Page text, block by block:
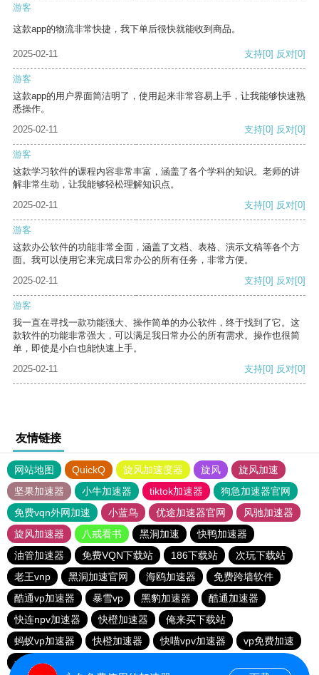
游客
这款app的物流非常快捷，我下单后很快就能收到商品。
2025-02-11 支持[0] 反对[0]
游客
这款app的用户界面简洁明了，使用起来非常容易上手，让我能够快速熟
悉操作。
2025-02-11
支持[0] 反对[0]
游客
这款学习软件的课程内容非常丰富，涵盖了各个学科的知识。老师的讲
解非常生动，让我能够轻松理解知识点。
2025-02-11
支持[0] 反对[0]
游客
这款办公软件的功能非常全面，涵盖了文档、表格、演示文稿等各个方
面。我可以使用它来完成日常办公的所有任务，非常方便。
2025-02-11
支持[0] 反对[0]
游客
我一直在寻找一款功能强大、操作简单的办公软件，终于找到了它。这
款软件的功能非常强大，可以满足我日常办公的所有需求。操作也很简
单，即使是小白也能快速上手。
2025-02-11
支持[0] 反对[0]
友情链接
网站地图 QuickQ 旋风加速度器 旋风
旋风加速
坚果加速器
小牛加速器 tiktok加速器
狗急加速器官网
免费vqn外网加速
小蓝鸟 优途加速器官网
风驰加速器
旋风加速器
八戒看书 黑洞加速
快鸭加速器
油管加速器
免费VQN下载站 186下载站
次玩下载站
老王vnp
黑洞加速官网 海鸥加速器
免费跨墙软件
酷通vp加速器
暴雪vp 黑豹加速器
酷通加速器
快连npv加速器
快橙加速器
俺来买下载站
蚂蚁vp加速器
快橙加速器 快喵vpv加速器
vp免费加速
一元机场